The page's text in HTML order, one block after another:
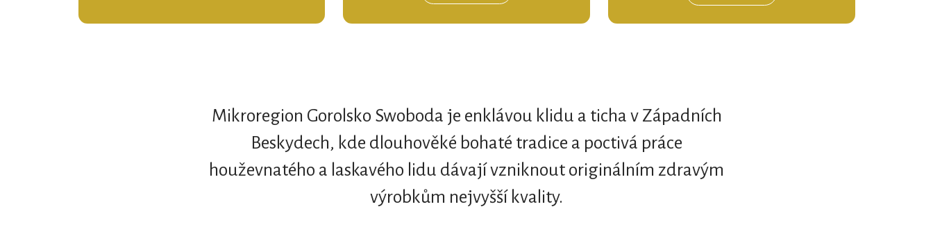
Mikroregion Gorolsko Swoboda je enklávou klidu a ticha v Západních
Beskydech, kde dlouhověké bohaté tradice a poctivá práce
houževnatého a laskavého lidu dávají vzniknout originálním zdravým
výrobkům nejvyšší kvality.